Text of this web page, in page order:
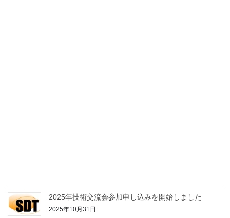
2025年技術交流会参加申し込みを開始しました
2025年10月31日